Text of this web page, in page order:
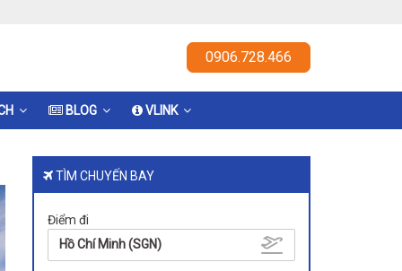
0906.728.466
BLOG VLINK
TÌM CHUYẾN BAY
Điểm đi
Hồ Chí Minh (SGN)